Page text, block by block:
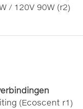
/ 120V 90W (r2)
(Ecoscent r1)